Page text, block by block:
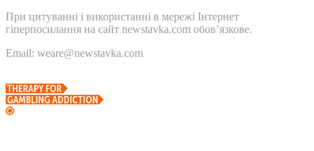
При цитуванні і використанні в мережі Інтернет
гіперпосилання на сайт newstavka.com обов’язкове.
Email: weare@newstavka.com